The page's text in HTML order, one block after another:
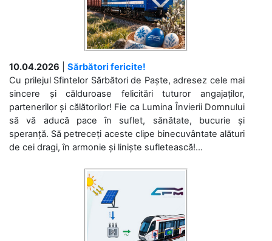
10.04.2026
Sărbători fericite!
Cu prilejul Sfintelor Sărbători de Paște, adresez cele mai
sincere și călduroase felicitări tuturor angajaților,
partenerilor și călătorilor! Fie ca Lumina Învierii Domnului
să vă aducă pace în suflet, sănătate, bucurie și
speranță. Să petreceți aceste clipe binecuvântate alături
de cei dragi, în armonie și liniște sufletească!...